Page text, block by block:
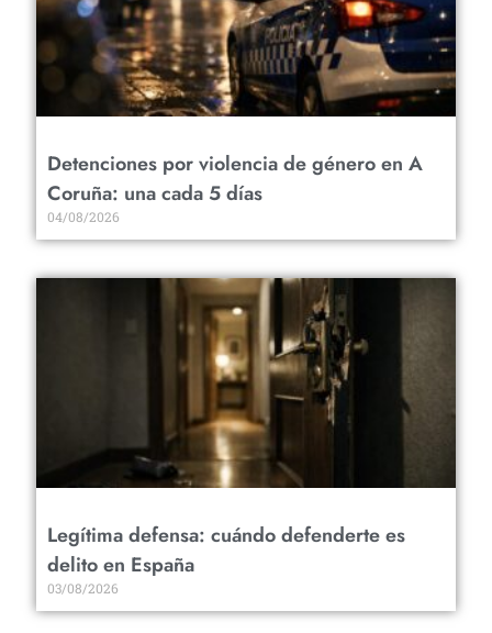
Detenciones por violencia de género en A
Coruña: una cada 5 días
04/08/2026
Legítima defensa: cuándo defenderte es
delito en España
03/08/2026